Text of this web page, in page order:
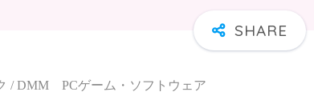
/ DMM PCゲーム・ソフトウェア